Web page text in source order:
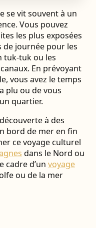
se vit souvent à un
Vous pouvez
les plus exposées
de journée pour les
tuk-tuk ou les
En prévoyant
vous avez le temps
plu ou de vous
quartier.
à des
bord de mer en fin
ce voyage culturel
dans le Nord ou
cadre d’un voyage
ou de la mer